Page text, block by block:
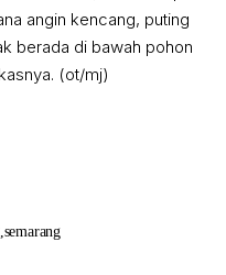
angin kencang, puting
berada di bawah pohon
(ot/mj)
semarang